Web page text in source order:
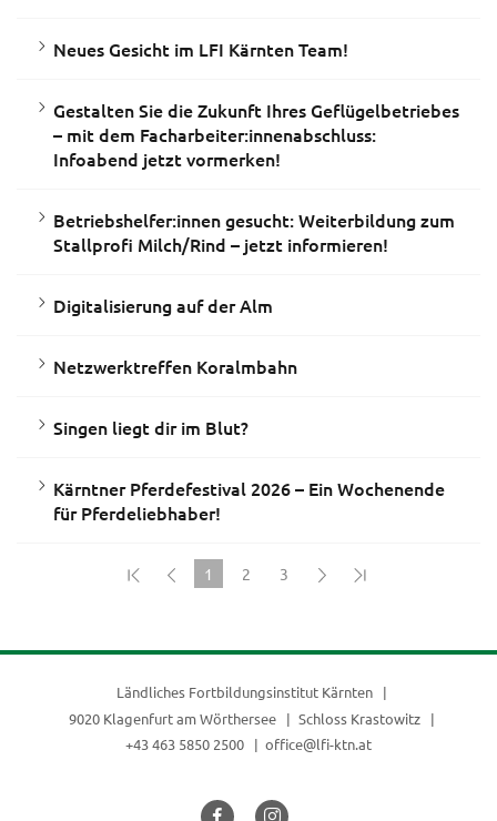
Neues Gesicht im LFI Kärnten Team!
Gestalten Sie die Zukunft Ihres Geflügelbetriebes
– mit dem Facharbeiter:innenabschluss:
Infoabend jetzt vormerken!
Betriebshelfer:innen gesucht: Weiterbildung zum
Stallprofi Milch/Rind – jetzt informieren!
Digitalisierung auf der Alm
Netzwerktreffen Koralmbahn
Singen liegt dir im Blut?
Kärntner Pferdefestival 2026 – Ein Wochenende
für Pferdeliebhaber!
1
2 3
Ländliches Fortbildungsinstitut Kärnten
9020 Klagenfurt am Wörthersee
Schloss Krastowitz
+43 463 5850 2500
office@lfi-ktn.at